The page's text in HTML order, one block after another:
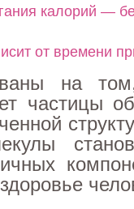
калорий —
от времени
на
частицы